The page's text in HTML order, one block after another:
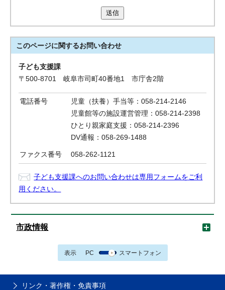
送信
このページに関するお問い合わせ
子ども支援課
〒500-8701 岐阜市司町40番地1 市庁舎2階
電話番号
児童（扶養）手当等：058-214-2146
児童館等の施設運営管理：058-214-2398
ひとり親家庭支援：058-214-2396
DV通報：058-269-1488
ファクス番号 058-262-1121
子ども支援課へのお問い合わせは専用フォームをご利
用ください。
市政情報
表示 PC スマートフォン
リンク・著作権・免責事項